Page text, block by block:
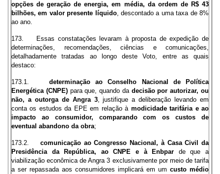
opções de geração de energia, em média, da ordem de R$ 43
bilhões, em valor presente líquido, descontado a uma taxa de 8%
ao ano.
173. Essas constatações levaram à proposta de expedição de
determinações, recomendações, ciências e comunicações,
detalhadamente tratadas ao longo deste Voto, entre as quais
destaco:
173.1. determinação ao Conselho Nacional de Política
Energética (CNPE)para que, quando da decisão por autorizar, ou
não, a outorga de Angra 3, justifique a deliberação levando em
conta os estudos da EPE em relação à modicidade tarifária e ao
impacto ao consumidor, comparando com os custos de
eventual abandono da obra;
173.2. comunicação ao Congresso Nacional, à Casa Civil da
Presidência da República, ao CNPE e à Enbpar de que a
viabilização econômica de Angra 3 exclusivamente por meio de tarifa
a ser repassada aos consumidores implicará em um custo médio